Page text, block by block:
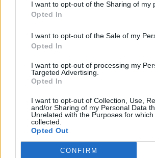
I want to opt-out of the Sharing of my
Opted In
I want to opt-out of the Sale of my
Opted In
I want to opt-out of processing my
Targeted Advertising.
Opted In
I want to opt-out of Collection, Use,
and/or Sharing of my Personal Data
Unrelated with the Purposes for
collected.
Opted Out
CONFIRM
„oczyszczające” sceny zemsty na oprawcach,
inspirowane dyskusjami wujka-prawaka i
potrzebne, ale przypomnę tylko, że wciąż
Trzeźwy reżyser, precyzyjny
Reklama
Reklama